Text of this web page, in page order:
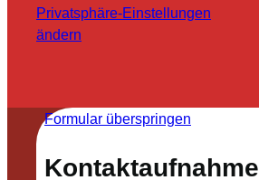
Privatsphäre-Einstellungen
ändern
Formular überspringen
Kontaktaufnahme